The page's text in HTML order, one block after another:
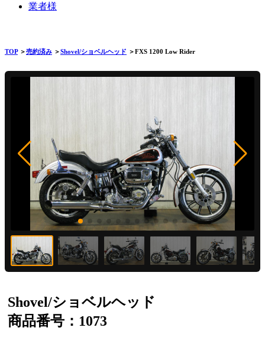
業者様
TOP＞売約済み ＞Shovel/ショベルヘッド ＞FXS 1200 Low Rider
Shovel/ショベルヘッド
商品番号：1073